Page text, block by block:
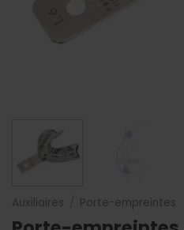
Auxiliaires Porte-empreintes